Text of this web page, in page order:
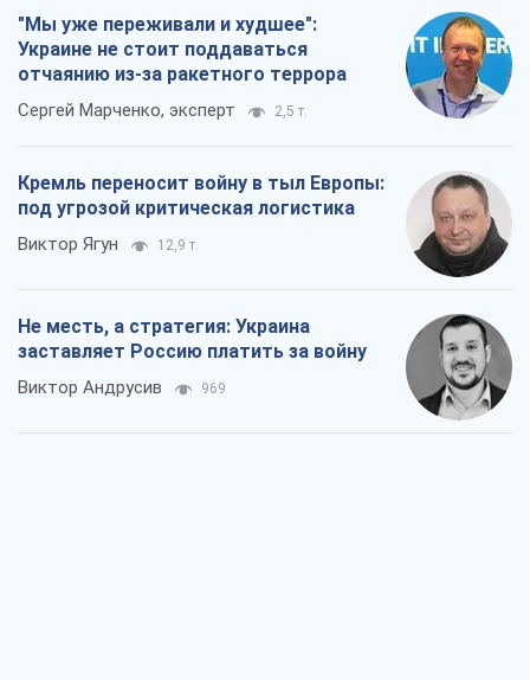
"Мы уже переживали и худшее":
Украине не стоит поддаваться
отчаянию из-за ракетного террора
Сергей Марченко, эксперт 2,5 т.
Кремль переносит войну в тыл Европы:
под угрозой критическая логистика
Виктор Ягун 12,9 т.
Не месть, а стратегия: Украина
заставляет Россию платить за войну
Виктор Андрусив 969